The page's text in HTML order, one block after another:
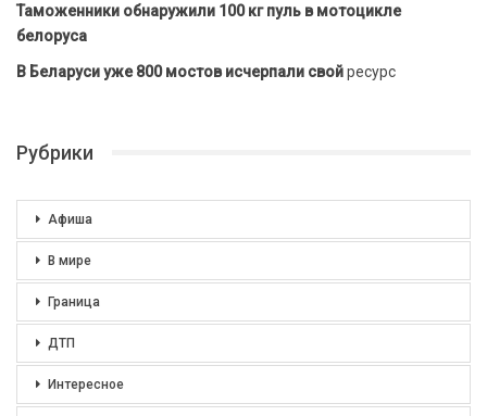
Таможенники обнаружили 100 кг пуль в мотоцикле
белоруса
В Беларуси уже 800 мостов исчерпали свойресурс
Рубрики
Афиша
В мире
Граница
ДТП
Интересное